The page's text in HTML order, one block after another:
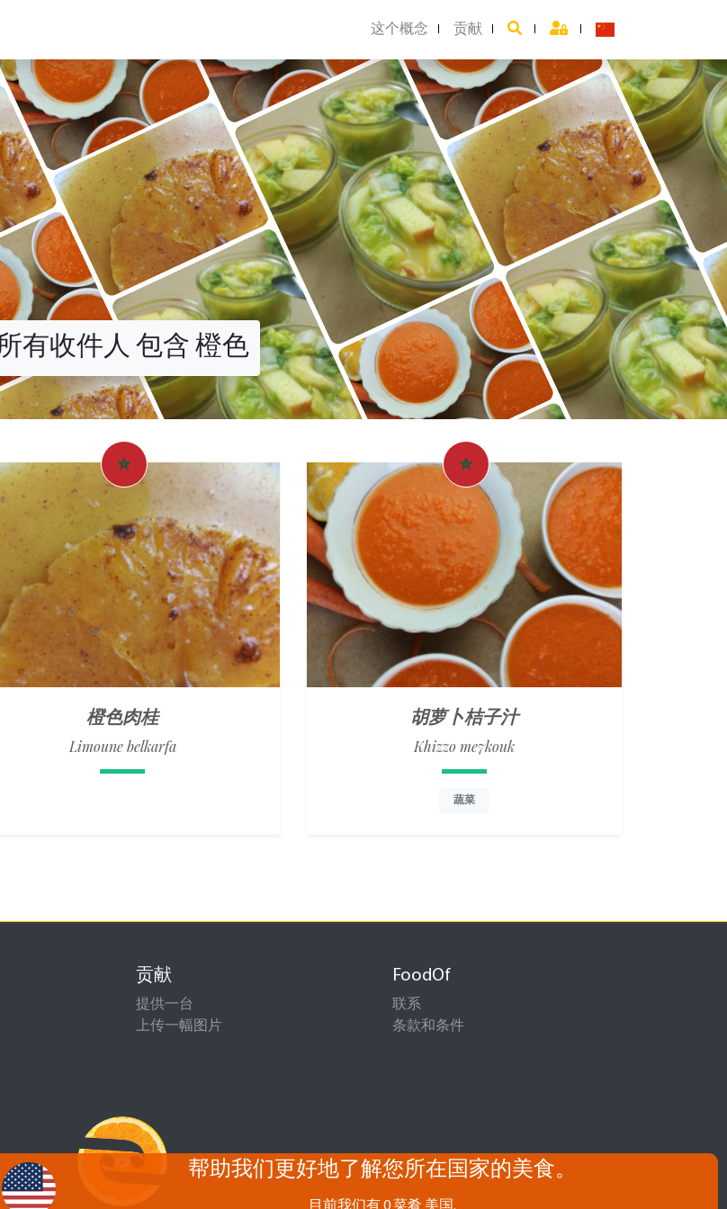
这个概念 贡献
有收件人 包含 橙色
橙色肉桂
Limoune belkarfa
胡萝卜桔子汁
Khizzo me7kouk
蔬菜
贡献
提供一台
上传一幅图片
FoodOf
联系
条款和条件
帮助我们更好地了解您所在国家的美食。